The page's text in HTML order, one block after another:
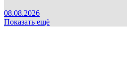
08.08.2026
Показать ещё